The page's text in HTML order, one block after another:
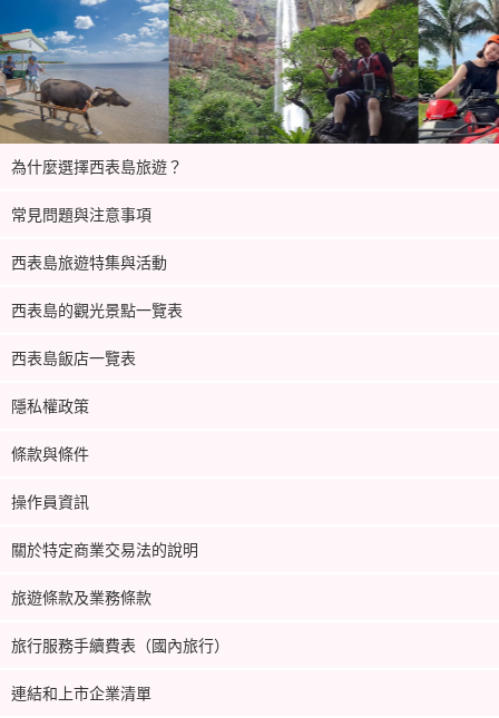
為什麼選擇西表島旅遊？
常見問題與注意事項
西表島旅遊特集與活動
西表島的觀光景點一覽表
西表島飯店一覽表
隱私權政策
條款與條件
操作員資訊
關於特定商業交易法的說明
旅遊條款及業務條款
旅行服務手續費表（國內旅行）
連結和上市企業清單